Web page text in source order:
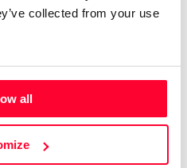
collected from your use
all
por qué "Telas de
y ello es por algo tan
entretejiéndose, las unas
grande, al óleo, que vi hace